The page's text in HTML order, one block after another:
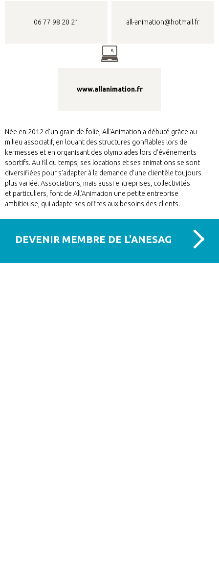
06 77 98 20 21 all-animation@hotmail.fr
www.allanimation.fr
Née en 2012 d’un grain de folie, All’Animation a débuté grâce au
milieu associatif, en louant des structures gonflables lors de
kermesses et en organisant des olympiades lors d’événements
sportifs. Au fil du temps, ses locations et ses animations se sont
diversifiées pour s’adapter à la demande d’une clientèle toujours
plus variée. Associations, mais aussi entreprises, collectivités
et particuliers, font de All’Animation une petite entreprise
ambitieuse, qui adapte ses offres aux besoins des clients.
DEVENIR MEMBRE DE L'ANESAG